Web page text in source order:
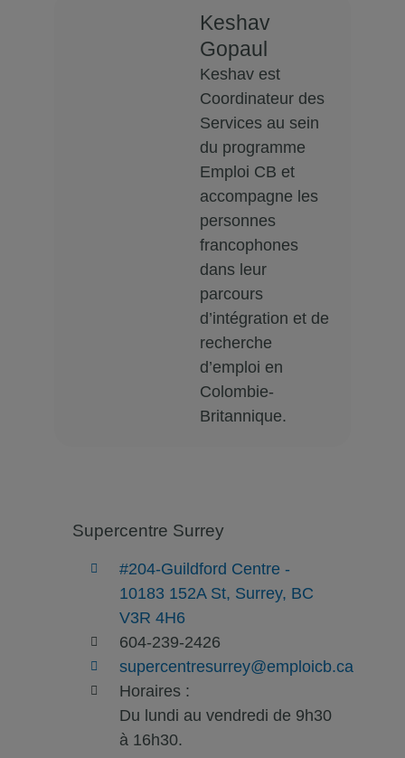
Keshav
Gopaul
Keshav est
Coordinateur des
Services au sein
du programme
Emploi CB et
accompagne les
personnes
francophones
dans leur
parcours
d’intégration et de
recherche
d’emploi en
Colombie-
Britannique.
Supercentre Surrey
#204-Guildford Centre -
10183 152A St, Surrey, BC
V3R 4H6
604-239-2426
supercentresurrey@emploicb.ca
Horaires :
Du lundi au vendredi de 9h30
à 16h30.